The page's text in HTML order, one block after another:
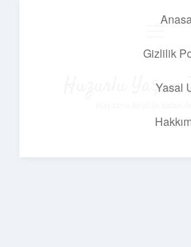
Gizlilik
Yasal
Huzurlu Yaşam